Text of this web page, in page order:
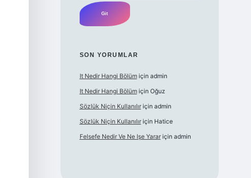
SON YORUMLAR
It Nedir Hangi Bölümiçin admin
It Nedir Hangi Bölümiçin Oğuz
Sözlük Niçin Kullanılıriçin admin
Sözlük Niçin Kullanılıriçin Hatice
Felsefe Nedir Ve Ne Işe Yarariçin admin